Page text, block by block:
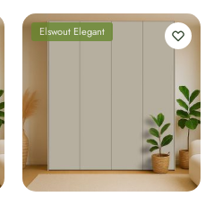
Elswout Elegant